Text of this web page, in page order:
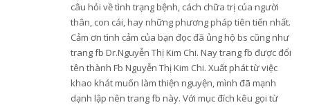
câu hỏi về tình trạng bệnh, cách chữa trị của người
thân, con cái, hay những phương pháp tiên tiến nhất.
Cảm ơn tình cảm của bạn đọc đã ủng hộ bs cũng như
trang fb Dr.Nguyễn Thị Kim Chi. Nay trang fb được đổi
tên thành Fb Nguyễn Thị Kim Chi. Xuất phát từ việc
khao khát muốn làm thiện nguyện, mình đã mạnh
dạnh lập nên trang fb này. Với mục đích kêu gọi từ